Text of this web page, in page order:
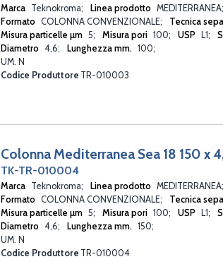
Marca Teknokroma Linea prodotto MEDITERRANEA
Formato COLONNA CONVENZIONALE Tecnica
Misura particelle µm 5 Misura pori 100 USP L1
Diametro 4,6 Lunghezza mm. 100
UM. N
Codice Produttore TR-010003
Colonna Mediterranea Sea 18 150 x
TK-TR-010004
Marca Teknokroma Linea prodotto MEDITERRANEA
Formato COLONNA CONVENZIONALE Tecnica
Misura particelle µm 5 Misura pori 100 USP L1
Diametro 4,6 Lunghezza mm. 150
UM. N
Codice Produttore TR-010004